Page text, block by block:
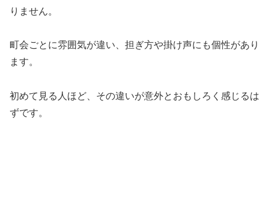
りません。
町会ごとに雰囲気が違い、担ぎ方や掛け声にも個性があり
ます。
初めて見る人ほど、その違いが意外とおもしろく感じるは
ずです。